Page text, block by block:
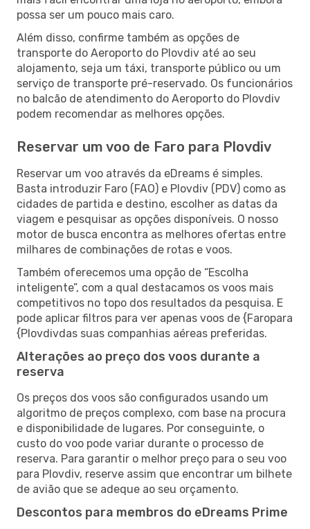
possa ser um pouco mais caro.
Além disso, confirme também as opções de
transporte do Aeroporto do Plovdiv até ao seu
alojamento, seja um táxi, transporte público ou um
serviço de transporte pré-reservado. Os funcionários
no balcão de atendimento do Aeroporto do Plovdiv
podem recomendar as melhores opções.
Reservar um voo de Faro para Plovdiv
Reservar um voo através da eDreams é simples.
Basta introduzir Faro (FAO) e Plovdiv (PDV) como as
cidades de partida e destino, escolher as datas da
viagem e pesquisar as opções disponíveis. O nosso
motor de busca encontra as melhores ofertas entre
milhares de combinações de rotas e voos.
Também oferecemos uma opção de “Escolha
inteligente”, com a qual destacamos os voos mais
competitivos no topo dos resultados da pesquisa. E
pode aplicar filtros para ver apenas voos de {Faropara
{Plovdivdas suas companhias aéreas preferidas.
Alterações ao preço dos voos durante a
reserva
Os preços dos voos são configurados usando um
algoritmo de preços complexo, com base na procura
e disponibilidade de lugares. Por conseguinte, o
custo do voo pode variar durante o processo de
reserva. Para garantir o melhor preço para o seu voo
para Plovdiv, reserve assim que encontrar um bilhete
de avião que se adeque ao seu orçamento.
Descontos para membros do eDreams Prime